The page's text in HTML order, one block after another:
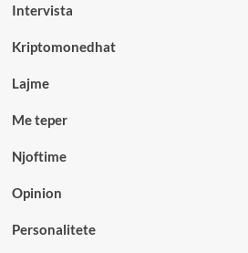
Intervista
Kriptomonedhat
Lajme
Me teper
Njoftime
Opinion
Personalitete